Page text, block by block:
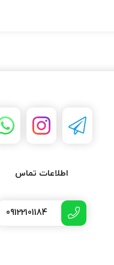
اطلاعات تماس
09122101184